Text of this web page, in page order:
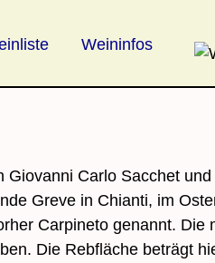
Weininfos
Giovanni Carlo Sacchet
Greve in Chianti, im
Carpineto genannt. Die
Die Rebfläche beträgt